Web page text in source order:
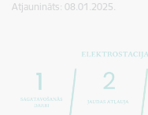
Atjaunināts: 08.01.2025.